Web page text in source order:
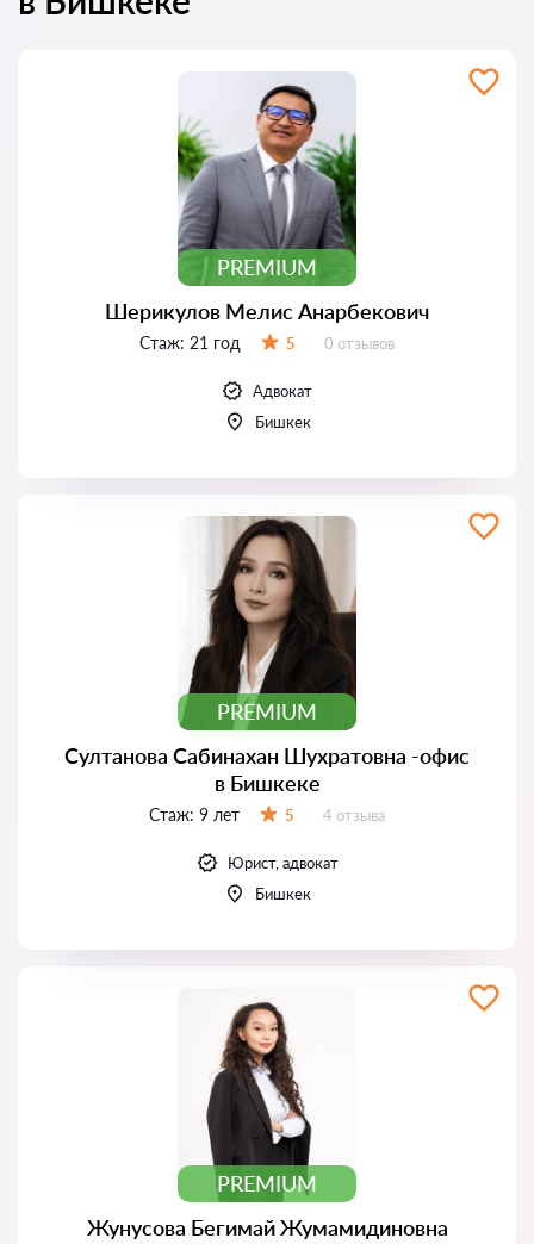
PREMIUM
Шерикулов Мелис Анарбекович
Стаж: 21 год 5 Отзывов:
0 отзывов
Адвокат
Бишкек
PREMIUM
Султанова Сабинахан Шухратовна -офис
в Бишкеке
Стаж: 9 лет 5 Отзывов:
4 отзыва
Юрист, адвокат
Бишкек
PREMIUM
Жунусова Бегимай Жумамидиновна